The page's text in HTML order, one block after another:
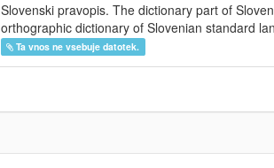
Slovenski pravopis. The dictionary part of
orthographic dictionary of Slovenian standard
Ta vnos ne vsebuje datotek.